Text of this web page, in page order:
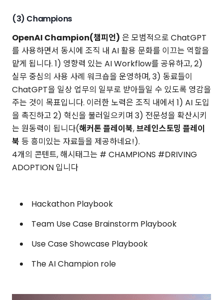
(3) Champions
OpenAI Champion(챔피언) 은 모범적으로 ChatGPT
를 사용하면서 동시에 조직 내 AI 활용 문화를 이끄는 역할을
맡게 됩니다. 1) 영향력 있는 AI Workflow를 공유하고, 2)
실무 중심의 사용 사례 워크숍을 운영하며, 3) 동료들이
ChatGPT을 일상 업무의 일부로 받아들일 수 있도록 영감을
주는 것이 목표입니다. 이러한 노력은 조직 내에서 1) AI 도입
을 촉진하고 2) 혁신을 불러일으키며 3) 전문성을 확산시키
는 원동력이 됩니다(해커톤 플레이북,브레인스토밍 플레이
북 등 흥미있는 자료들을 제공하네요!).
4개의 콘텐트, 해시태그는 # CHAMPIONS #DRIVING
ADOPTION 입니다
Hackathon Playbook
Team Use Case Brainstorm Playbook
Use Case Showcase Playbook
The AI Champion role